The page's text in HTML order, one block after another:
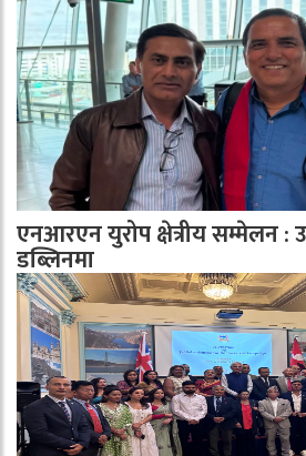
एनआरएन युरोप क्षेत्रीय सम्मेलन :
डब्लिनमा